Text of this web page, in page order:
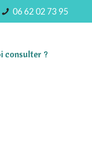
06 62 02 73 95
consulter ?